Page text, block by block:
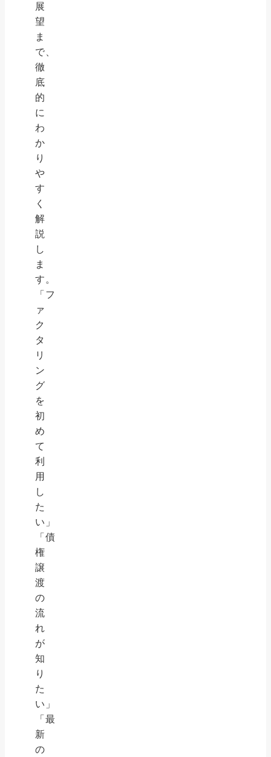
展
望
ま
で、
徹
底
的
に
わ
か
り
や
す
く
解
説
し
ま
す。
「フ
ァ
ク
タ
リ
ン
グ
を
初
め
て
利
用
し
た
い」
「債
権
譲
渡
の
流
れ
が
知
り
た
い」
「最
新
の